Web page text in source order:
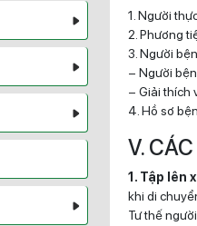
1. Người
2. Phương
3. Người
– Người
– Giải thích
4. Hồ sơ
V.
1. Tập lên
khi di
Tư thế